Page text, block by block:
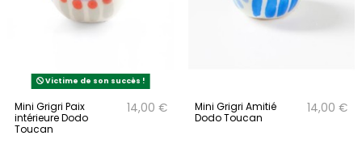
Victime de son succès !
Mini Grigri Paix
intérieure Dodo
Toucan
14,00 €
Mini Grigri Amitié
Dodo Toucan
14,00 €